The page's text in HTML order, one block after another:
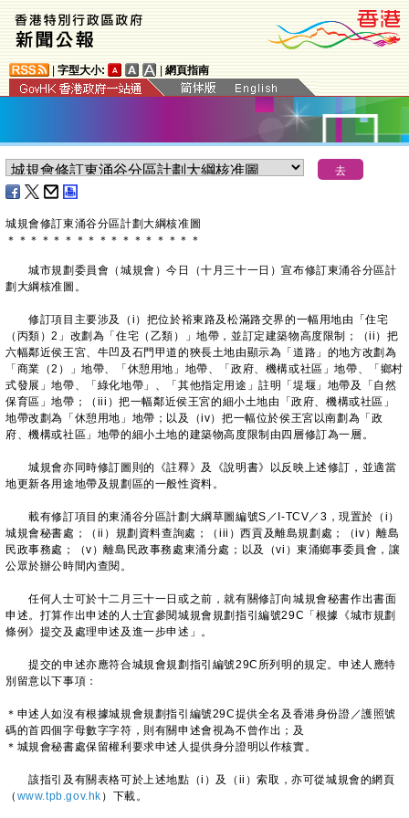
字型大小: 網頁指南
城規會修訂東涌谷分區計劃大綱核准圖
＊ ＊ ＊ ＊ ＊ ＊ ＊ ＊ ＊ ＊ ＊ ＊ ＊ ＊ ＊ ＊ ＊
​​城市規劃委員會（城規會）今日（十月三十一日）宣布修訂東涌谷分區計
劃大綱核准圖。
修訂項目主要涉及（i）把位於裕東路及松滿路交界的一幅用地由「住宅
（丙類）2」改劃為「住宅（乙類）」地帶，並訂定建築物高度限制；（ii）把
六幅鄰近侯王宮、牛凹及石門甲道的狹長土地由顯示為「道路」的地方改劃為
「商業（2）」地帶、「休憩用地」地帶、「政府、機構或社區」地帶、「鄉村
式發展」地帶、「綠化地帶」、「其他指定用途」註明「堤堰」地帶及「自然
保育區」地帶；（iii）把一幅鄰近侯王宮的細小土地由「政府、機構或社區」
地帶改劃為「休憩用地」地帶；以及（iv）把一幅位於侯王宮以南劃為「政
府、機構或社區」地帶的細小土地的建築物高度限制由四層修訂為一層。
城規會亦同時修訂圖則的《註釋》及《說明書》以反映上述修訂，並適當
地更新各用途地帶及規劃區的一般性資料。
載有修訂項目的東涌谷分區計劃大綱草圖編號S／I-TCV／3，現置於（i）
城規會秘書處；（ii）規劃資料查詢處；（iii）西貢及離島規劃處；（iv）離島
民政事務處；（v）離島民政事務處東涌分處；以及（vi）東涌鄉事委員會，讓
公眾於辦公時間內查閱。
任何人士可於十二月三十一日或之前，就有關修訂向城規會秘書作出書面
申述。打算作出申述的人士宜參閱城規會規劃指引編號29C「根據《城市規劃
條例》提交及處理申述及進一步申述」。
提交的申述亦應符合城規會規劃指引編號29C所列明的規定。申述人應特
別留意以下事項：
＊申述人如沒有根據城規會規劃指引編號29C提供全名及香港身份證／護照號
碼的首四個字母數字字符，則有關申述會視為不曾作出；及
＊城規會秘書處保留權利要求申述人提供身分證明以作核實。
該指引及有關表格可於上述地點（i）及（ii）索取，亦可從城規會的網頁
（ www.tpb.gov.hk ）下載。